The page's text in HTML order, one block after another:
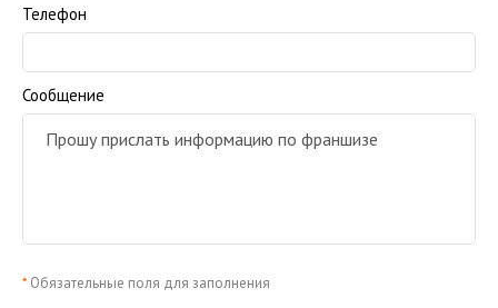
Телефон
Сообщение
* Обязательные поля для заполнения